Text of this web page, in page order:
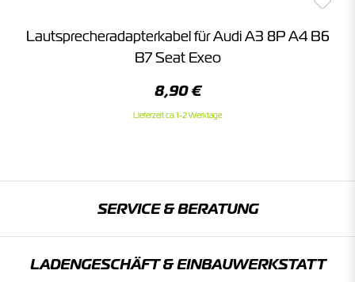
Lautsprecheradapterkabel für Audi A3 8P A4 B6
B7 Seat Exeo
8,90 €
Lieferzeit ca. 1-2 Werktage
SERVICE & BERATUNG
LADENGESCHÄFT & EINBAU­WERKSTATT